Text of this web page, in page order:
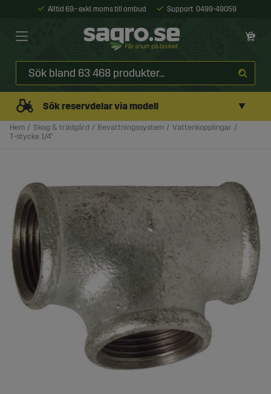
Alltid 69:- exkl. moms till ombud Support 0499-49059
Sök reservdelar via modell ▼
Hem Skog & trädgård Bevattningssystem
Vattenkopplingar
T-stycke 1/4"